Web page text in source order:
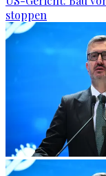
stoppen